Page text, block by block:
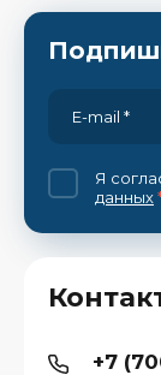
+7
Я
данных